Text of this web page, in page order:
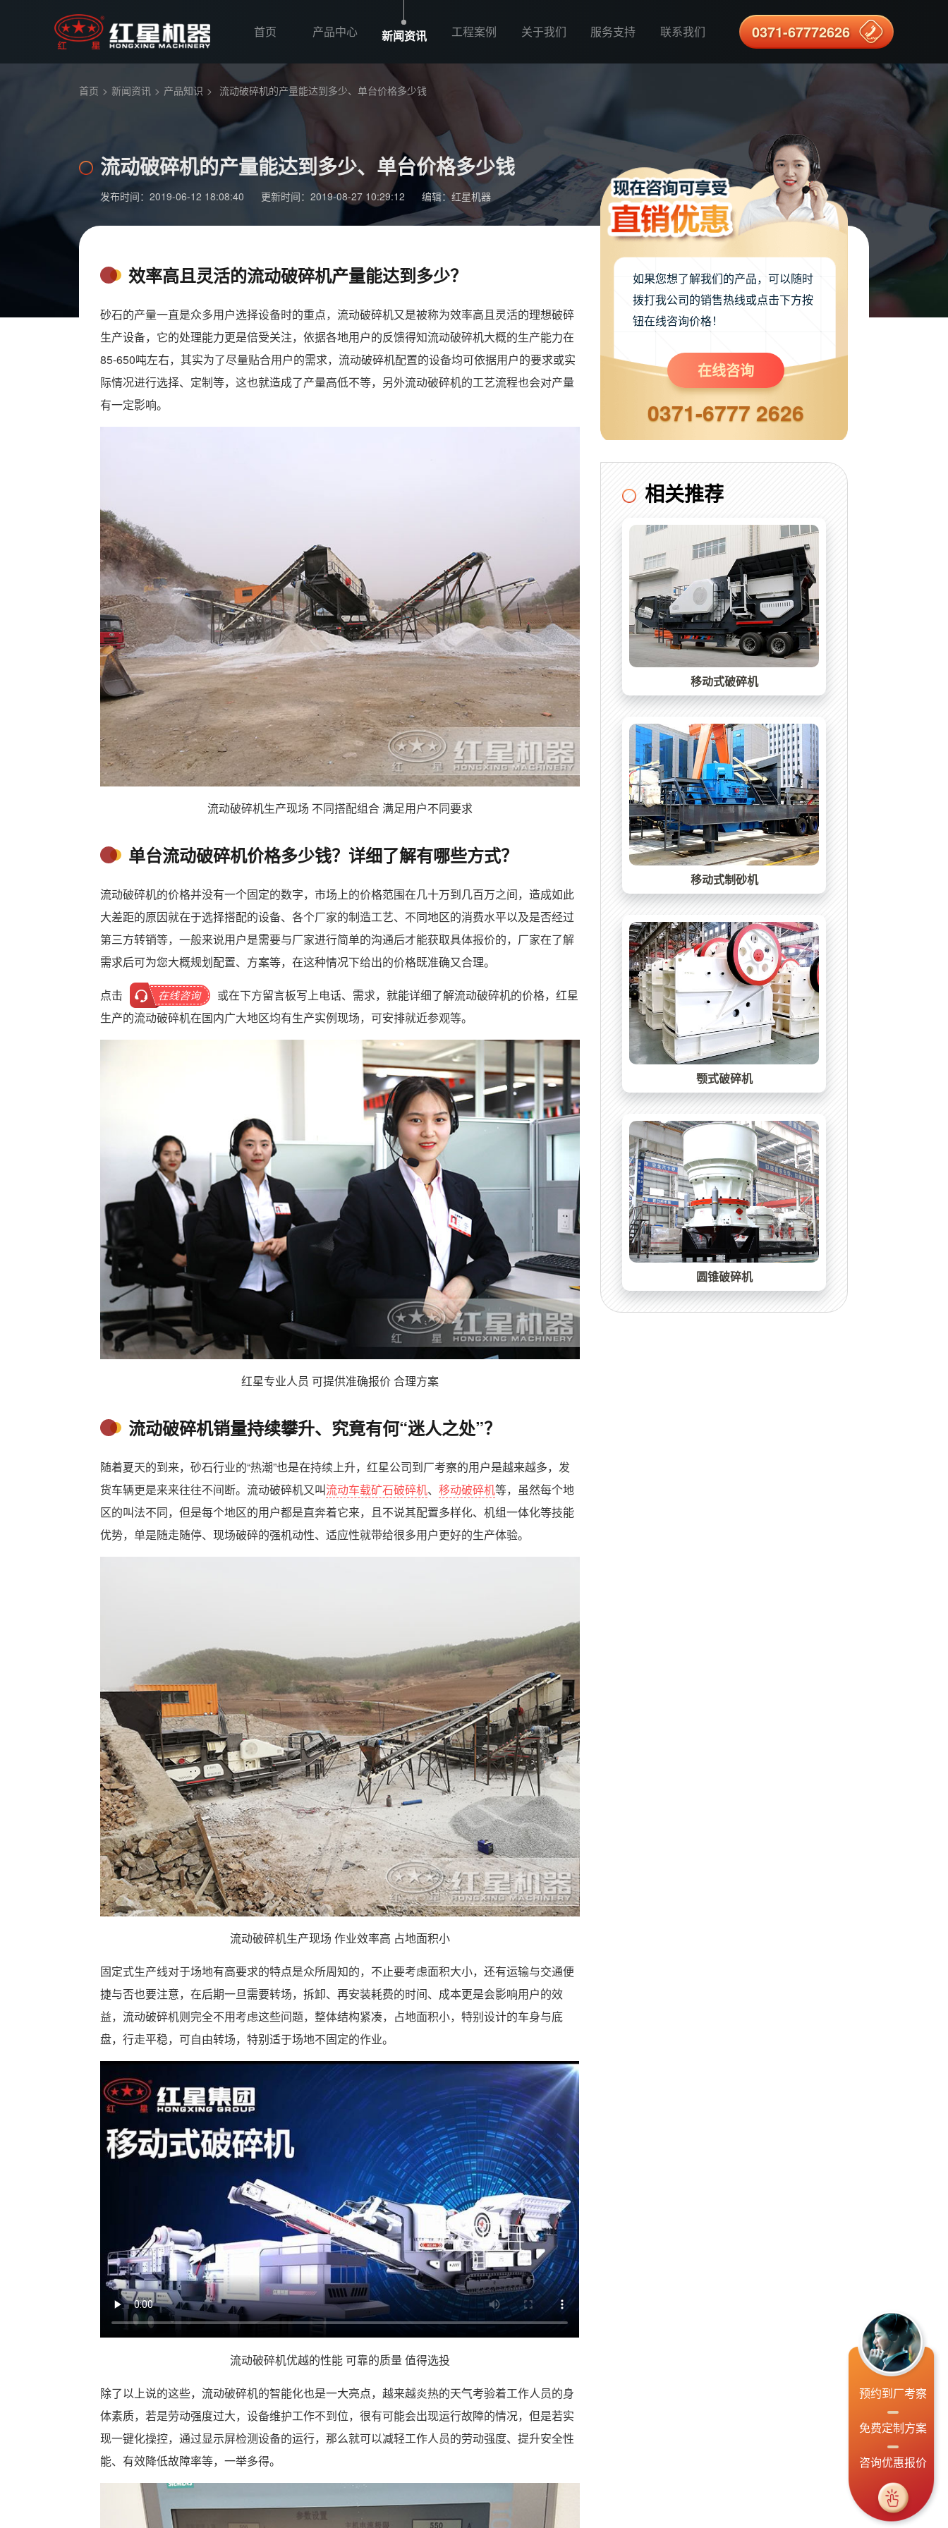
首页 产品中心 新闻资讯 工程案例 关于我们 服务支持 联系我们 0371-67772626
首页 > 新闻资讯 > 产品知识 > 流动破碎机的产量能达到多少、单台价格多少钱
流动破碎机的产量能达到多少、单台价格多少钱
发布时间：2019-06-12 18:08:40 更新时间：2019-08-27 10:29:12 编辑：红星机器
效率高且灵活的流动破碎机产量能达到多少？
砂石的产量一直是众多用户选择设备时的重点，流动破碎机又是被称为效率高且灵活的理想破碎
生产设备，它的处理能力更是倍受关注，依据各地用户的反馈得知流动破碎机大概的生产能力在
85-650吨左右，其实为了尽量贴合用户的需求，流动破碎机配置的设备均可依据用户的要求或实
际情况进行选择、定制等，这也就造成了产量高低不等，另外流动破碎机的工艺流程也会对产量
有一定影响。
流动破碎机生产现场 不同搭配组合 满足用户不同要求
单台流动破碎机价格多少钱？详细了解有哪些方式？
流动破碎机的价格并没有一个固定的数字，市场上的价格范围在几十万到几百万之间，造成如此
大差距的原因就在于选择搭配的设备、各个厂家的制造工艺、不同地区的消费水平以及是否经过
第三方转销等，一般来说用户是需要与厂家进行简单的沟通后才能获取具体报价的，厂家在了解
需求后可为您大概规划配置、方案等，在这种情况下给出的价格既准确又合理。
点击 在线咨询
或在下方留言板写上电话、需求，就能详细了解流动破碎机的价格，红星
生产的流动破碎机在国内广大地区均有生产实例现场，可安排就近参观等。
红星专业人员 可提供准确报价 合理方案
流动破碎机销量持续攀升、究竟有何“迷人之处”？
随着夏天的到来，砂石行业的“热潮”也是在持续上升，红星公司到厂考察的用户是越来越多，发
货车辆更是来来往往不间断。流动破碎机又叫流动车载矿石破碎机、 移动破碎机等，虽然每个地
区的叫法不同，但是每个地区的用户都是直奔着它来，且不说其配置多样化、机组一体化等技能
优势，单是随走随停、现场破碎的强机动性、适应性就带给很多用户更好的生产体验。
流动破碎机生产现场 作业效率高 占地面积小
固定式生产线对于场地有高要求的特点是众所周知的，不止要考虑面积大小，还有运输与交通便
捷与否也要注意，在后期一旦需要转场，拆卸、再安装耗费的时间、成本更是会影响用户的效
益，流动破碎机则完全不用考虑这些问题，整体结构紧凑，占地面积小，特别设计的车身与底
盘，行走平稳，可自由转场，特别适于场地不固定的作业。
流动破碎机优越的性能 可靠的质量 值得选投
除了以上说的这些，流动破碎机的智能化也是一大亮点，越来越炎热的天气考验着工作人员的身
体素质，若是劳动强度过大，设备维护工作不到位，很有可能会出现运行故障的情况，但是若实
现一键化操控，通过显示屏检测设备的运行，那么就可以减轻工作人员的劳动强度、提升安全性
能、有效降低故障率等，一举多得。
如果您想了解我们的产品，可以随时
拨打我公司的销售热线或点击下方按
钮在线咨询价格！
在线咨询
0371-6777 2626
相关推荐
移动式破碎机
移动式制砂机
颚式破碎机
圆锥破碎机
预约到厂考察
免费定制方案
咨询优惠报价